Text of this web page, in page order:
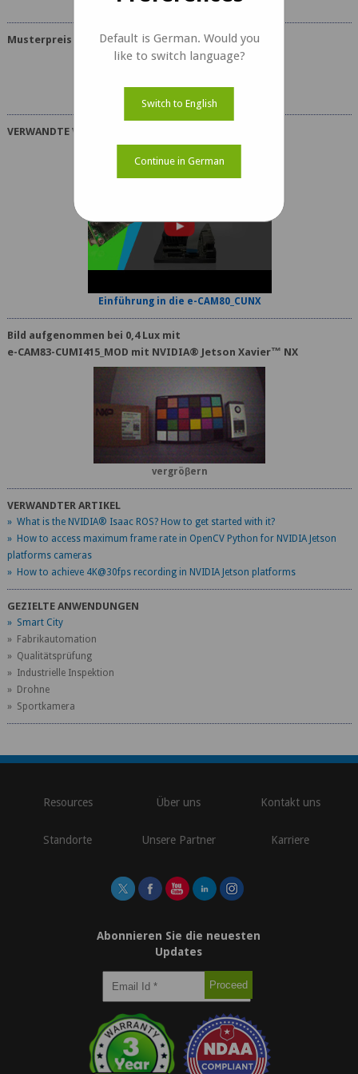
Musterpreis
USD 149
VERWANDTE VIDEOS
Einführung in die e-CAM80_CUNX
Bild aufgenommen bei 0,4 Lux mit
e-CAM83-CUMI415_MOD mit NVIDIA® Jetson Xavier™ NX
vergröβern
VERWANDTER ARTIKEL
» What is the NVIDIA® Isaac ROS? How to get started with it?
» How to access maximum frame rate in OpenCV Python for NVIDIA Jetson
platforms cameras
» How to achieve 4K@30fps recording in NVIDIA Jetson platforms
GEZIELTE ANWENDUNGEN
» Smart City
» Fabrikautomation
» Qualitätsprüfung
» Industrielle Inspektion
» Drohne
» Sportkamera
Resources Über uns Kontakt uns
Standorte Unsere Partner Karriere
Abonnieren Sie die neuesten
Updates
Default is German. Would you
like to switch language?
Switch to English
Continue in German
\